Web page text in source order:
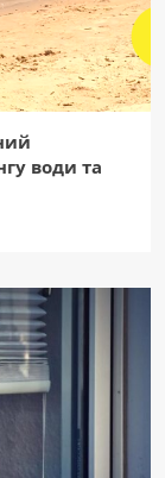
води та